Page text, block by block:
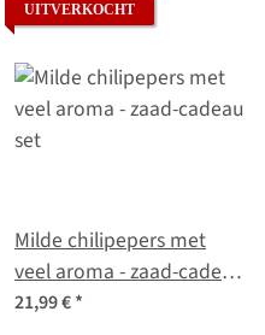
UITVERKOCHT
Milde chilipepers met
veel aroma - zaad-cadeau
set
21,99 €*